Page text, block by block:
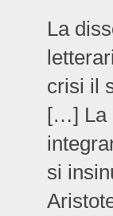
La
crisi il
[…] La
si